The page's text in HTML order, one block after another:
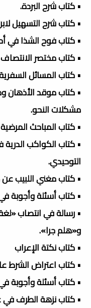
• كتاب شرح البردة.
• كتاب شرح التسهيل
• كتاب فوح الشذا في
• كتاب مختصر
• كتاب المسائل
• كتاب موقد
مشكلات النحو.
• كتاب المباحث
• كتاب الكواكب الدرية
التوحيدي.
• كتاب مغني اللبيب عن
• كتاب أسئلة وأجوبة
• رسالة في انتصاب
و«هلم جرا».
• كتاب نكتة الإعراب
• كتاب اعتراض الشرط
• كتاب أسئلة وأجوبة
• كتاب نزهة الطرف